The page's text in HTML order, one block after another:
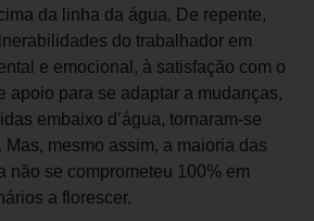
da linha da água. De repente,
do trabalhador em
e emocional, à satisfação com o
apoio para se adaptar a mudanças,
embaixo d’água, tornaram-se
mesmo assim, a maioria das
não se comprometeu 100% em
a florescer.